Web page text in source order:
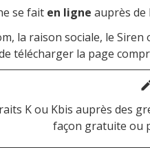
se fait en ligne auprès de
la raison sociale, le
télécharger la page
K ou Kbis auprès des
façon gratuite ou